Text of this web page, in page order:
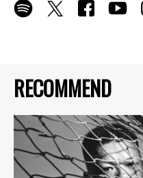
RECOMMEND